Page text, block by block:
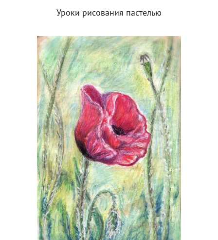
Уроки рисования пастелью